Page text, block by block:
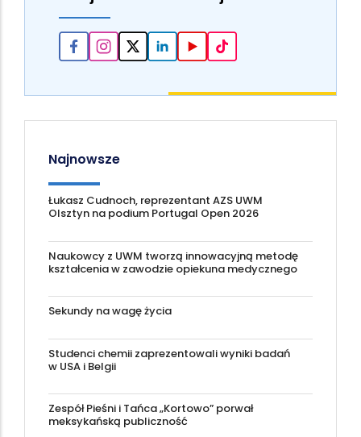
Najnowsze
Łukasz Cudnoch, reprezentant AZS UWM
Olsztyn na podium Portugal Open 2026
Naukowcy z UWM tworzą innowacyjną metodę
kształcenia w zawodzie opiekuna medycznego
Sekundy na wagę życia
Studenci chemii zaprezentowali wyniki badań
w USA i Belgii
Zespół Pieśni i Tańca „Kortowo” porwał
meksykańską publiczność